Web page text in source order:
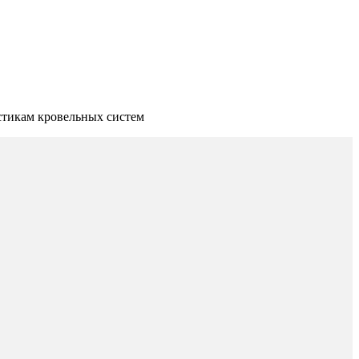
кровельных систем